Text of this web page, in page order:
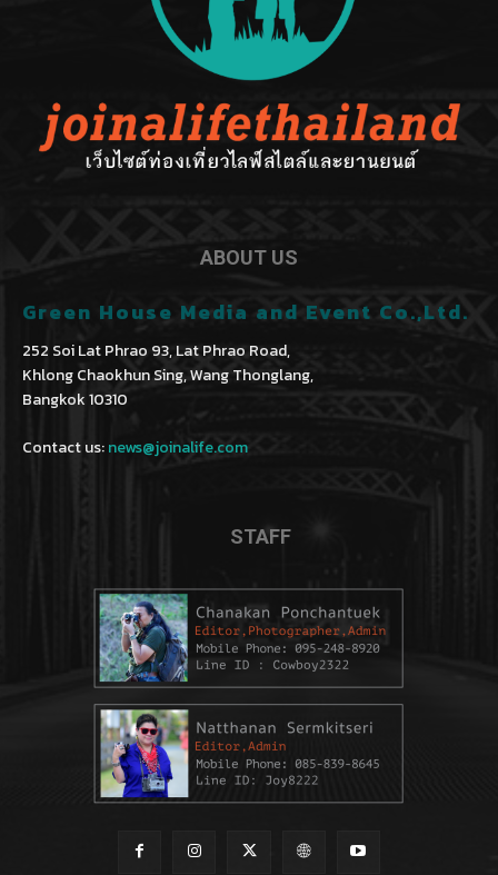
ABOUT US
Green House Media and Event Co.,Ltd.
252 Soi Lat Phrao 93, Lat Phrao Road,
Khlong Chaokhun Sing, Wang Thonglang,
Bangkok 10310
Contact us:news@joinalife.com
STAFF